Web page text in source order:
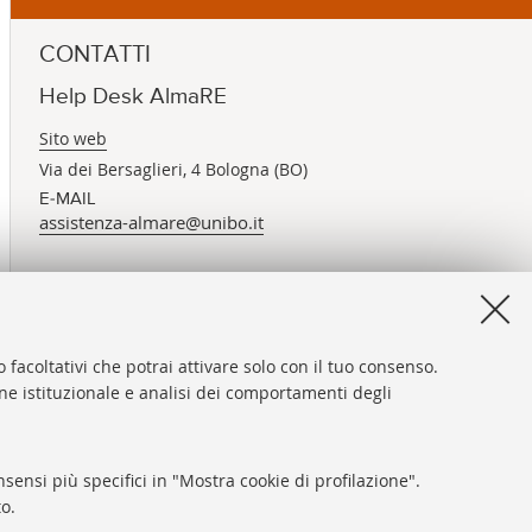
che potrai attivare solo con il tuo consenso.
istituzionale e analisi dei comportamenti degli
più specifici in "Mostra cookie di profilazione".
CONTATTI
Help Desk AlmaRE
Sito web
Via dei Bersaglieri, 4 Bologna (BO)
E-MAIL
assistenza-almare@unibo.it
sul sito e accessibilità